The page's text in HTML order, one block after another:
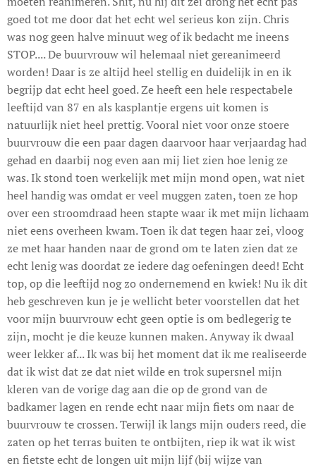
goed tot me door dat het echt wel serieus kon zijn. Chris
was nog geen halve minuut weg of ik bedacht me ineens
STOP.... De buurvrouw wil helemaal niet gereanimeerd
worden! Daar is ze altijd heel stellig en duidelijk in en ik
begrijp dat echt heel goed. Ze heeft een hele respectabele
leeftijd van 87 en als kasplantje ergens uit komen is
natuurlijk niet heel prettig. Vooral niet voor onze stoere
buurvrouw die een paar dagen daarvoor haar verjaardag had
gehad en daarbij nog even aan mij liet zien hoe lenig ze
was. Ik stond toen werkelijk met mijn mond open, wat niet
heel handig was omdat er veel muggen zaten, toen ze hop
over een stroomdraad heen stapte waar ik met mijn lichaam
niet eens overheen kwam. Toen ik dat tegen haar zei, vloog
ze met haar handen naar de grond om te laten zien dat ze
echt lenig was doordat ze iedere dag oefeningen deed! Echt
top, op die leeftijd nog zo ondernemend en kwiek! Nu ik dit
heb geschreven kun je je wellicht beter voorstellen dat het
voor mijn buurvrouw echt geen optie is om bedlegerig te
zijn, mocht je die keuze kunnen maken. Anyway ik dwaal
weer lekker af... Ik was bij het moment dat ik me realiseerde
dat ik wist dat ze dat niet wilde en trok supersnel mijn
kleren van de vorige dag aan die op de grond van de
badkamer lagen en rende echt naar mijn fiets om naar de
buurvrouw te crossen. Terwijl ik langs mijn ouders reed, die
zaten op het terras buiten te ontbijten, riep ik wat ik wist
en fietste echt de longen uit mijn lijf (bij wijze van